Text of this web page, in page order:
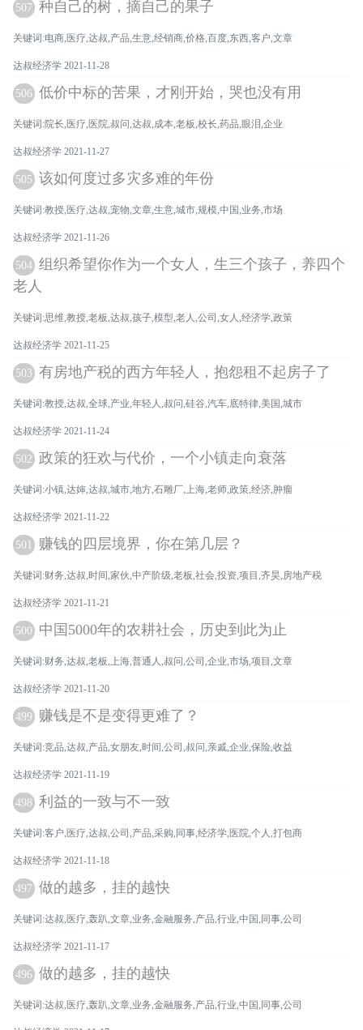
507 种自己的树，摘自己的果子
关键词:电商,医疗,达叔,产品,生意,经销商,价格,百度,东西,客户,文章
达叔经济学 2021-11-28
506 低价中标的苦果，才刚开始，哭也没有用
关键词:院长,医疗,医院,叔问,达叔,成本,老板,校长,药品,眼泪,企业
达叔经济学 2021-11-27
505 该如何度过多灾多难的年份
关键词:教授,医疗,达叔,宠物,文章,生意,城市,规模,中国,业务,市场
达叔经济学 2021-11-26
504 组织希望你作为一个女人，生三个孩子，养四个
老人
关键词:思维,教授,老板,达叔,孩子,模型,老人,公司,女人,经济学,政策
达叔经济学 2021-11-25
503 有房地产税的西方年轻人，抱怨租不起房子了
关键词:教授,达叔,全球,产业,年轻人,叔问,硅谷,汽车,底特律,美国,城市
达叔经济学 2021-11-24
502 政策的狂欢与代价，一个小镇走向衰落
关键词:小镇,达婶,达叔,城市,地方,石雕厂,上海,老师,政策,经济,肿瘤
达叔经济学 2021-11-22
501 赚钱的四层境界，你在第几层？
关键词:财务,达叔,时间,家伙,中产阶级,老板,社会,投资,项目,齐昊,房地产税
达叔经济学 2021-11-21
500 中国5000年的农耕社会，历史到此为止
关键词:财务,达叔,老板,上海,普通人,叔问,公司,企业,市场,项目,文章
达叔经济学 2021-11-20
499 赚钱是不是变得更难了？
关键词:竞品,达叔,产品,女朋友,时间,公司,叔问,亲戚,企业,保险,收益
达叔经济学 2021-11-19
498 利益的一致与不一致
关键词:客户,医疗,达叔,公司,产品,采购,同事,经济学,医院,个人,打包商
达叔经济学 2021-11-18
497 做的越多，挂的越快
关键词:达叔,医疗,轰趴,文章,业务,金融服务,产品,行业,中国,同事,公司
达叔经济学 2021-11-17
496 做的越多，挂的越快
关键词:达叔,医疗,轰趴,文章,业务,金融服务,产品,行业,中国,同事,公司